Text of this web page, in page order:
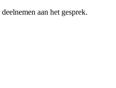
deelnemen aan het gesprek.